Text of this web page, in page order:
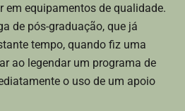
em equipamentos de qualidade.
de pós-graduação, que já
tempo, quando fiz uma
ao legendar um programa de
o uso de um apoio